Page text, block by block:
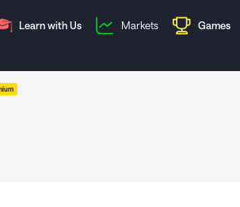
Learn with Us Markets Games